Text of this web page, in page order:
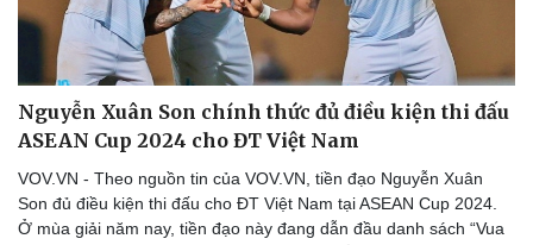
Bóng đá
Lịch thi đấu bóng đá
Thế giới thể thao
eSports
Hậu trường
Xe máy
Tư vấn
Nguyễn Xuân Son chính thức đủ điều kiện thi đấu
ASEAN Cup 2024 cho ĐT Việt Nam
VOV.VN - Theo nguồn tin của VOV.VN, tiền đạo Nguyễn Xuân
Son đủ điều kiện thi đấu cho ĐT Việt Nam tại ASEAN Cup 2024.
Ở mùa giải năm nay, tiền đạo này đang dẫn đầu danh sách “Vua